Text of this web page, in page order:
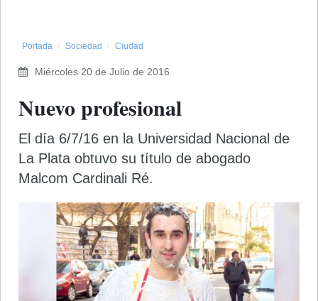
Portada Sociedad Ciudad
Miércoles 20 de Julio de 2016
Nuevo profesional
El día 6/7/16 en la Universidad Nacional de
La Plata obtuvo su título de abogado
Malcom Cardinali Ré.